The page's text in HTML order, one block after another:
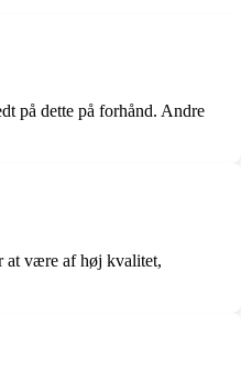
på dette på forhånd. Andre
at være af høj kvalitet,